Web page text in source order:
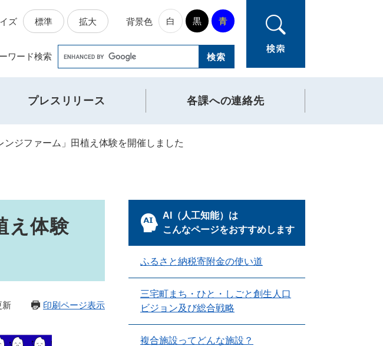
ズ 標準 拡大 背景色 白 黒 青
プレスリリース 各課への連絡先
ワード検索
Google
カ
ス
タ
ム
検
ンジファーム」田植え体験を開催しました
え体験
新 印刷ページ表示
AI（人工知能）は
こんなページをおすすめします
ふるさと納税寄附金の使い道
三宅町まち・ひと・しごと創生人口
ビジョン及び総合戦略
複合施設ってどんな施設？